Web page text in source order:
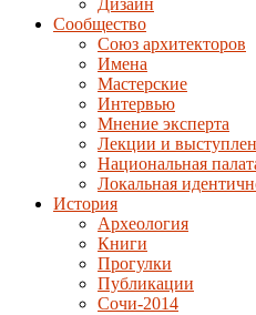
Дизайн
Сообщество
Союз архитекторов
Имена
Мастерские
Интервью
Мнение эксперта
Лекции и
Национальная
Локальная
История
Археология
Книги
Прогулки
Публикации
Сочи-2014